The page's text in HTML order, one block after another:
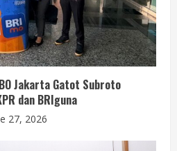
Jakarta Gatot Subroto
dan BRIguna
27, 2026